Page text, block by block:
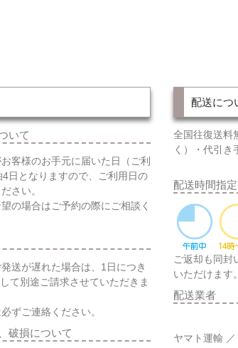
いて
客様のお手元に届いた日（ご利
日となりますので、ご利用日の
さい。
の場合はご予約の際にご相談く
送が遅れた場合は、1日につき
て別途ご請求させていただきま
ずご連絡ください。
破損について
配送につ
全国往復送料
く）・代引き
配送時間指定
ご返却も同封
いただけます。
配送業者
ヤマト運輸